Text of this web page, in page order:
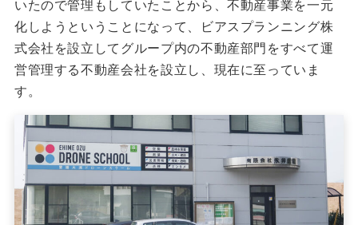
いたので管理もしていたことから、不動産事業を一元
化しようということになって、ビアスプランニング株
式会社を設立してグループ内の不動産部門をすべて運
営管理する不動産会社を設立し、現在に至っていま
す。